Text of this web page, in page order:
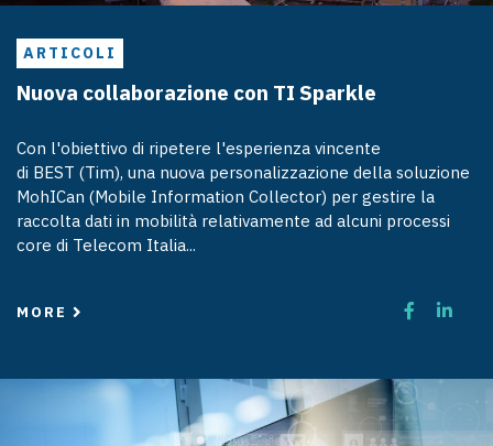
ARTICOLI
Nuova collaborazione con TI Sparkle
Con l'obiettivo di ripetere l'esperienza vincente
di BEST (Tim), una nuova personalizzazione della soluzione
MohICan (Mobile Information Collector) per gestire la
raccolta dati in mobilità relativamente ad alcuni processi
core di Telecom Italia...
MORE